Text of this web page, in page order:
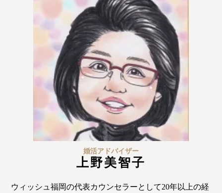
ウィッシュブログ
プライバシーポリシー
特定商取引法の表記につい
婚活アドバイザー
上野美智子
ウィッシュ福岡の代表カウンセラーとして20年以上の経